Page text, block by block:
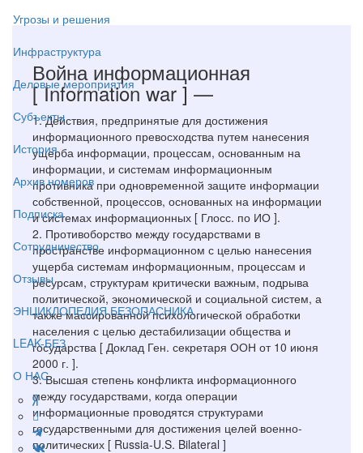
Угрозы и решения
Инфраструктура
Деловые мероприятия
Субъекты
История
Архив номеров
Подписка
Сотрудничество
Отзывы
ЭНЦИКЛОПЕДИЯ БЕЗОПАСНИКА
LEAK-БЕЗ
О НАС
Война информационная
[ Information war ] —
1. Действия, предпринятые для достижения
информационного превосходства путем нанесения
ущерба информации, процессам, основанным на
информации, и системам информационным
противника при одновременной защите информации
собственной, процессов, основанных на информации
и системах информационных [ Глосс. по ИО ].
2. Противоборство между государствами в
пространстве информационном с целью нанесения
ущерба системам информационным, процессам и
ресурсам, структурам критически важным, подрыва
политической, экономической и социальной систем, а
также массированной психологической обработки
населения с целью дестабилизации общества и
государства [ Доклад Ген. секретаря ООН от 10 июня
2000 г. ].
3. Высшая степень конфликта информационного
между государствами, когда операции
информационные проводятся структурами
государственными для достижения целей военно-
политических [ Russia-U.S. Bilateral ]